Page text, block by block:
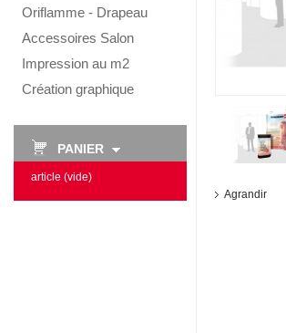
Oriflamme - Drapeau
Accessoires Salon
Impression au m2
Création graphique
PANIER
article (vide)
Agrandir